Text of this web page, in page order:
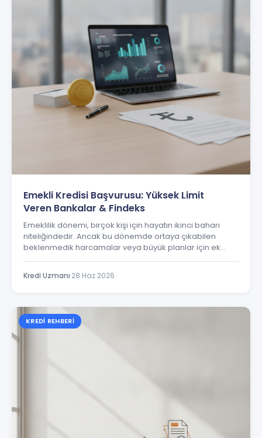
Emekli Kredisi Başvurusu: Yüksek Limit
Veren Bankalar & Findeks
Emeklilik dönemi, birçok kişi için hayatın ikinci baharı
niteliğindedir. Ancak bu dönemde ortaya çıkabilen
beklenmedik harcamalar veya büyük planlar için ek
finansmana ihtiyaç duyulabilir. Ev yenileme, sağlık
birçok sebep, emeklilerin kredi arayışına girmesine
Kredi Uzmanı·28 Haz 2026
KREDI REHBERI